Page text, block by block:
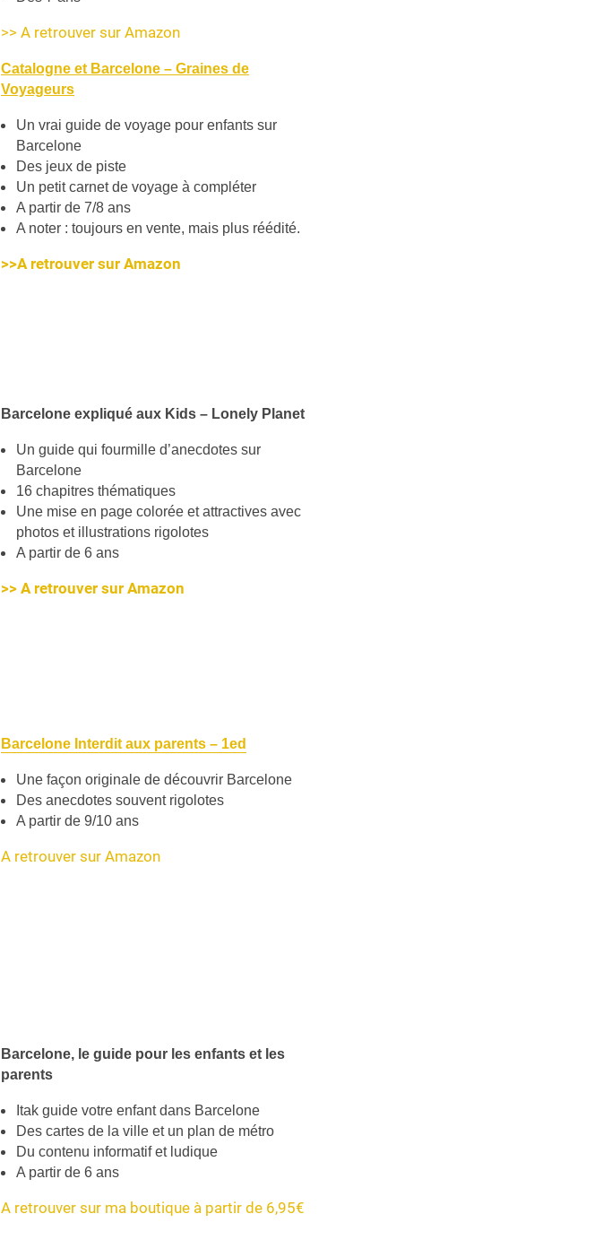
>> A retrouver sur Amazon
Catalogne et Barcelone – Graines de
Voyageurs
Un vrai guide de voyage pour enfants sur
Barcelone
Des jeux de piste
Un petit carnet de voyage à compléter
A partir de 7/8 ans
A noter : toujours en vente, mais plus réédité.
>>A retrouver sur Amazon
Barcelone expliqué aux Kids – Lonely Planet
Un guide qui fourmille d’anecdotes sur
Barcelone
16 chapitres thématiques
Une mise en page colorée et attractives avec
photos et illustrations rigolotes
A partir de 6 ans
>> A retrouver sur Amazon
Barcelone Interdit aux parents – 1ed
Une façon originale de découvrir Barcelone
Des anecdotes souvent rigolotes
A partir de 9/10 ans
A retrouver sur Amazon
Barcelone, le guide pour les enfants et les
parents
Itak guide votre enfant dans Barcelone
Des cartes de la ville et un plan de métro
Du contenu informatif et ludique
A partir de 6 ans
A retrouver sur ma boutique à partir de 6,95€